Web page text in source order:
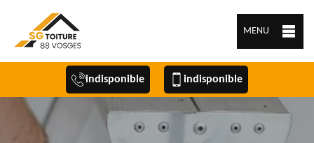
MENU
indisponible indisponible